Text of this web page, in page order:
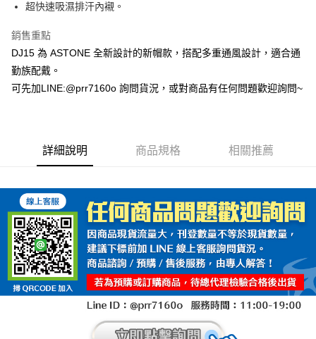
宅配
每筆NT$100，滿NT$1,000(含以上)免運費
超快速吸濕排汗內襯。
銷售重點
DJ15 為 ASTONE 全新設計的新帽款，搭配多重通風設計，適合通
勤族配戴。
可先加LINE:@prr7160o 詢問貨況，或對商品有任何問題歡迎詢問~
詳細說明 商品規格 相關推薦